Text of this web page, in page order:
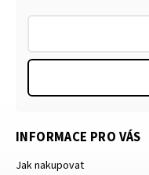
INFORMACE PRO VÁS
Jak nakupovat